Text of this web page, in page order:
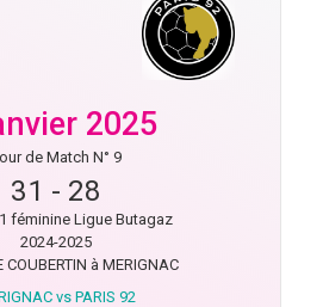
2025
de Match N° 9
31 - 28
féminine Ligue Butagaz
2024-2025
COUBERTIN à MERIGNAC
vs PARIS 92